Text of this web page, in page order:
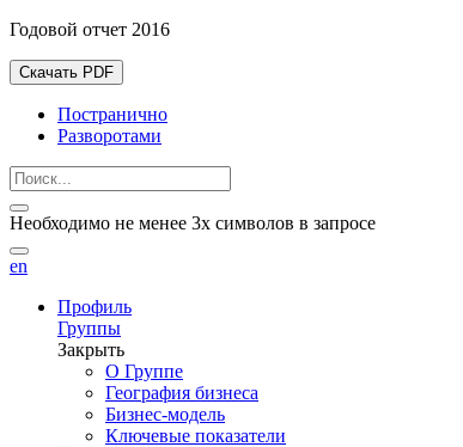
Годовой отчет 2016
Скачать PDF
Постранично
Разворотами
Необходимо не менее 3х символов в запросе
en
Профиль
Группы
Закрыть
О Группе
География бизнеса
Бизнес-модель
Ключевые показатели